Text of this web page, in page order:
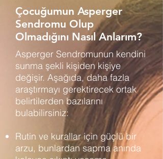
Çocuğumun Asperger
Sendromu Olup
Olmadığını Nasıl Anlarım?
Asperger Sendromunun kendini
sunma şekli kişiden kişiye
değişir. Aşağıda, daha fazla
araştırmayı gerektirecek ortak
belirtilerden bazılarını
bulabilirsiniz:
Rutin ve kurallar için güçlü bir
arzu, bunlardan sapma anında